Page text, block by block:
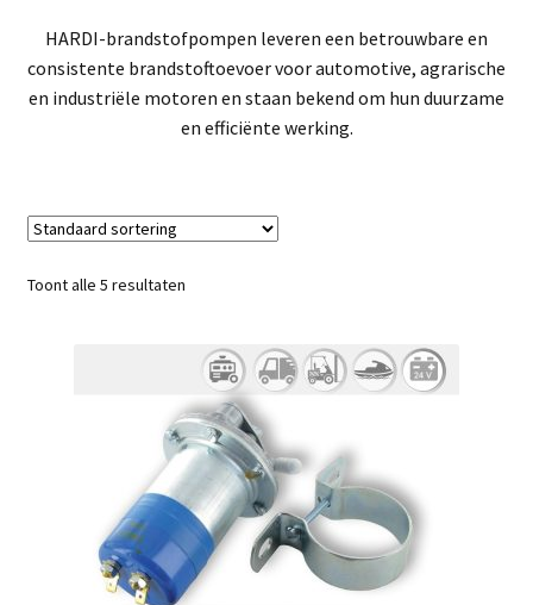
HARDI-brandstofpompen leveren een betrouwbare en
consistente brandstoftoevoer voor automotive, agrarische
en industriële motoren en staan bekend om hun duurzame
en efficiënte werking.
Toont alle 5 resultaten